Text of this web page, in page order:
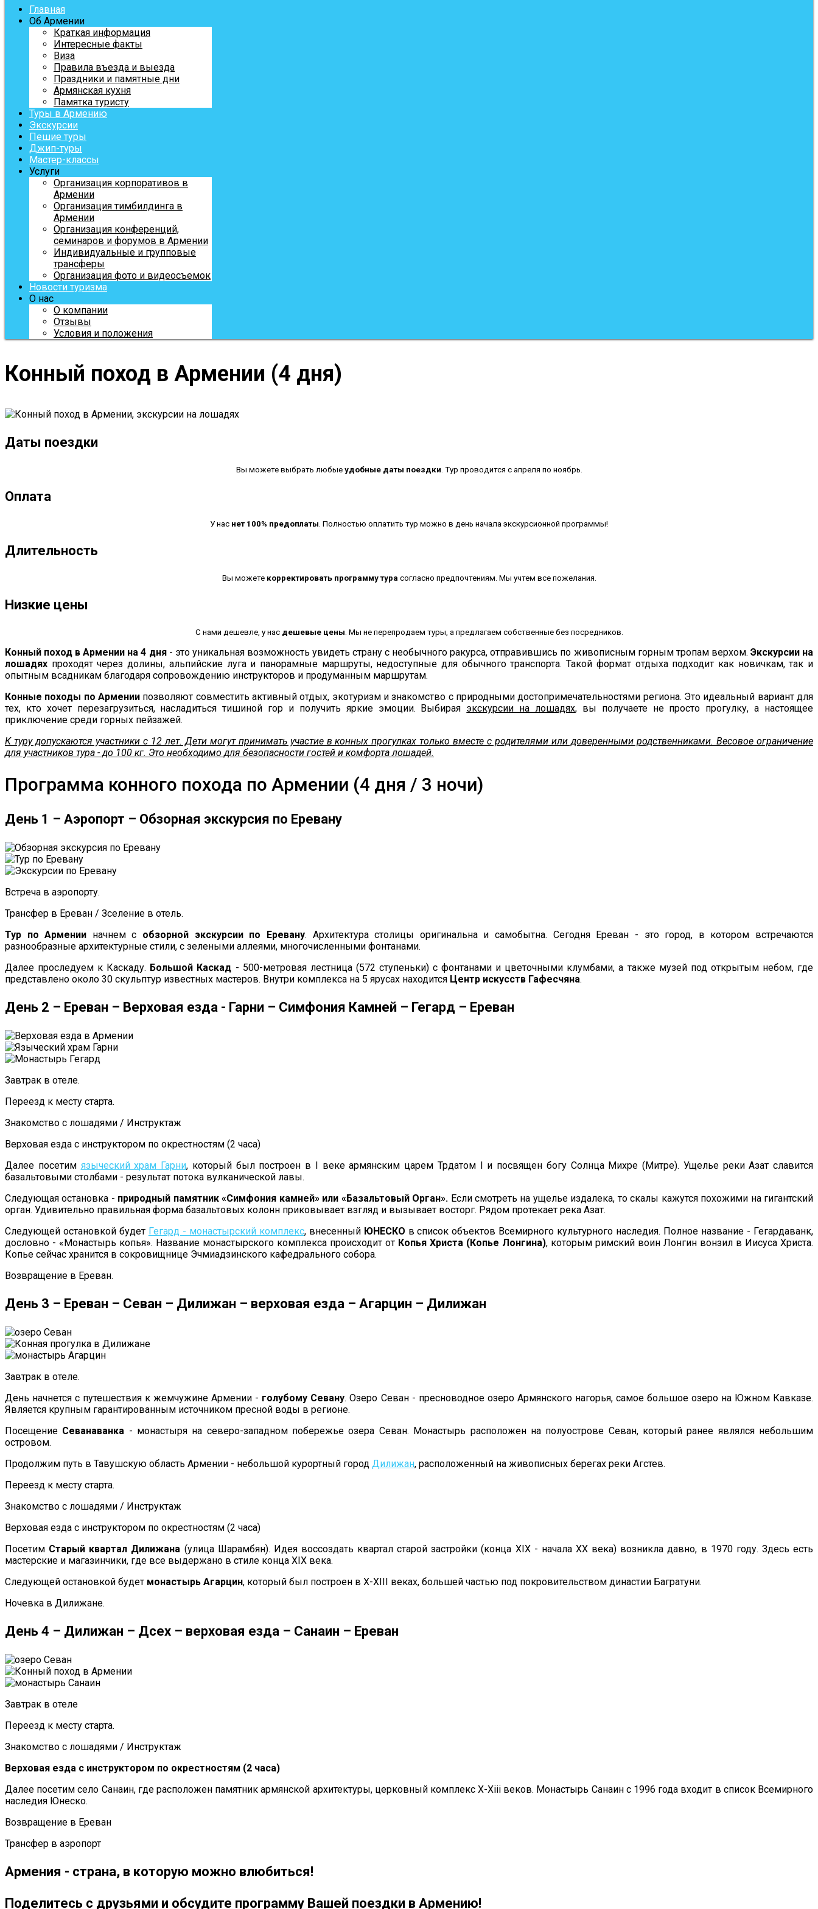
Главная
Об Армении
Краткая информация
Интересные факты
Виза
Правила въезда и выезда
Праздники и памятные дни
Армянская кухня
Памятка туристу
Туры в Армению
Экскурсии
Пешие туры
Джип-туры
Мастер-классы
Услуги
Организация корпоративов в
Армении
Организация тимбилдинга в
Армении
Организация конференций,
семинаров и форумов в Армении
Индивидуальные и групповые
трансферы
Организация фото и видеосъемок
Новости туризма
О нас
О компании
Отзывы
Условия и положения
Конный поход в Армении (4 дня)
Даты поездки
Вы можете выбрать любые удобные даты поездки . Тур проводится с апреля по ноябрь.
Оплата
У нас нет 100% предоплаты . Полностью оплатить тур можно в день начала экскурсионной программы!
Длительность
Вы можете корректировать программу тура согласно предпочтениям. Мы учтем все пожелания.
Низкие цены
С нами дешевле, у нас дешевые цены . Мы не перепродаем туры, а предлагаем собственные без посредников.
Конный поход в Армении на 4 дня- это уникальная возможность увидеть страну с необычного ракурса, отправившись по живописным горным тропам верхом. Экскурсии на
лошадях проходят через долины, альпийские луга и панорамные маршруты, недоступные для обычного транспорта. Такой формат отдыха подходит как новичкам, так и
опытным всадникам благодаря сопровождению инструкторов и продуманным маршрутам.
Конные походы по Армении позволяют совместить активный отдых, экотуризм и знакомство с природными достопримечательностями региона. Это идеальный вариант для
тех, кто хочет перезагрузиться, насладиться тишиной гор и получить яркие эмоции. Выбирая экскурсии на лошадях, вы получаете не просто прогулку, а настоящее
приключение среди горных пейзажей.
К туру допускаются участники с 12 лет. Дети могут принимать участие в конных прогулках только вместе с родителями или доверенными родственниками. Весовое ограничение
для участников тура - до 100 кг. Это необходимо для безопасности гостей и комфорта лошадей.
Программа конного похода по Армении (4 дня / 3 ночи)
День 1 – Аэропорт – Обзорная экскурсия по Еревану
Встреча в аэропорту.
Трансфер в Ереван / Зселение в отель.
Тур по Армении начнем с обзорной экскурсии по Еревану. Архитектура столицы оригинальна и самобытна. Сегодня Ереван - это город, в котором встречаются
разнообразные архитектурные стили, с зелеными аллеями, многочисленными фонтанами.
Далее проследуем к Каскаду. Большой Каскад - 500-метровая лестница (572 ступеньки) с фонтанами и цветочными клумбами, а также музей под открытым небом, где
представлено около 30 скульптур известных мастеров. Внутри комплекса на 5 ярусах находится Центр искусств Гафесчяна.
День 2 – Ереван – Верховая езда - Гарни – Симфония Камней – Гегард – Ереван
Завтрак в отеле.
Переезд к месту старта.
Знакомство с лошадями / Инструктаж
Верховая езда с инструктором по окрестностям (2 часа)
Далее посетим языческий храм Гарни, который был построен в I веке армянским царем Трдатом I и посвящен богу Солнца Михре (Митре). Ущелье реки Азат славится
базальтовыми столбами - результат потока вулканической лавы.
Следующая остановка - природный памятник «Симфония камней» или «Базальтовый Орган». Если смотреть на ущелье издалека, то скалы кажутся похожими на гигантский
орган. Удивительно правильная форма базальтовых колонн приковывает взгляд и вызывает восторг. Рядом протекает река Азат.
Следующей остановкой будет Гегард - монастырский комплекс, внесенный ЮНЕСКО в список объектов Всемирного культурного наследия. Полное название - Гегардаванк,
дословно - «Монастырь копья». Название монастырского комплекса происходит от Копья Христа (Копье Лонгина), которым римский воин Лонгин вонзил в Иисуса Христа.
Копье сейчас хранится в сокровищнице Эчмиадзинского кафедрального собора.
Возвращение в Ереван.
День 3 – Ереван – Севан – Дилижан – верховая езда – Агарцин – Дилижан
Завтрак в отеле.
День начнется с путешествия к жемчужине Армении - голубому Севану. Озеро Севан - пресноводное озеро Армянского нагорья, самое большое озеро на Южном Кавказе.
Является крупным гарантированным источником пресной воды в регионе.
Посещение Севанаванка - монастыря на северо-западном побережье озера Севан. Монастырь расположен на полуострове Севан, который ранее являлся небольшим
островом.
Продолжим путь в Тавушскую область Армении - небольшой курортный город Дилижан, расположенный на живописных берегах реки Агстев.
Переезд к месту старта.
Знакомство с лошадями / Инструктаж
Верховая езда с инструктором по окрестностям (2 часа)
Посетим Старый квартал Дилижана (улица Шарамбян). Идея воссоздать квартал старой застройки (конца XIX - начала XX века) возникла давно, в 1970 году. Здесь есть
мастерские и магазинчики, где все выдержано в стиле конца XIX века.
Следующей остановкой будет монастырь Агарцин, который был построен в X-XIII веках, большей частью под покровительством династии Багратуни.
Ночевка в Дилижане.
День 4 – Дилижан – Дсех – верховая езда – Санаин – Ереван
Завтрак в отеле
Переезд к месту старта.
Знакомство с лошадями / Инструктаж
Верховая езда с инструктором по окрестностям (2 часа)
Далее посетим село Санаин, где расположен памятник армянской архитектуры, церковный комплекс X-Xiii веков. Монастырь Санаин с 1996 года входит в список Всемирного
наследия Юнеско.
Возвращение в Ереван
Трансфер в аэропорт
Армения - страна, в которую можно влюбиться!
Поделитесь с друзьями и обсудите программу Вашей поездки в Армению!